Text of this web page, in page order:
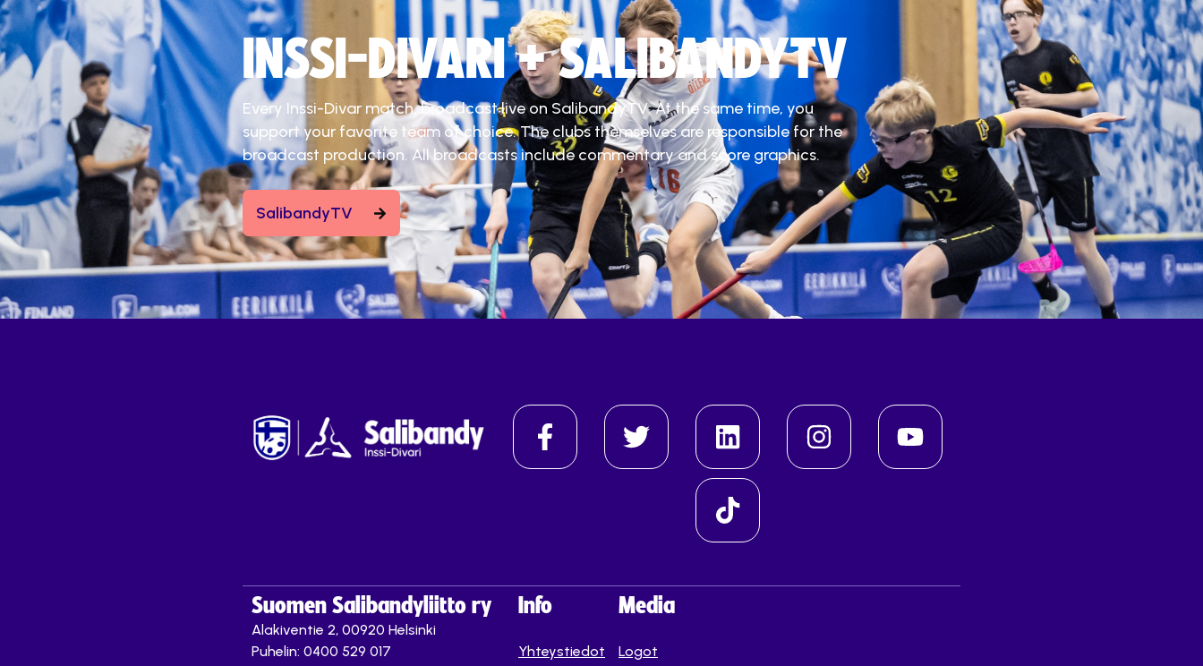
INSSI-DIVARI + SALIBANDYTV
Every Inssi-Divar match, broadcast live on SalibandyTV. At the same time, you
support your favorite team of choice. The clubs themselves are responsible for the
broadcast production. All broadcasts include commentary and score graphics.
SalibandyTV
Suomen Salibandyliitto ry
Alakiventie 2, 00920 Helsinki
Puhelin: 0400 529 017
Info
Yhteystiedot
Media
Logot